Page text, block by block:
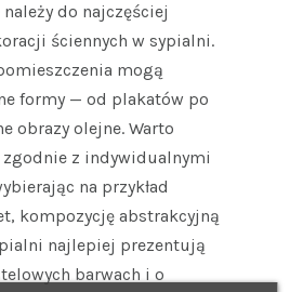
należy do najczęściej
ściennych w sypialni.
mogą
formy — od plakatów po
obrazy olejne. Warto
z indywidualnymi
na przykład
kompozycję abstrakcyjną
najlepiej prezentują
barwach i o